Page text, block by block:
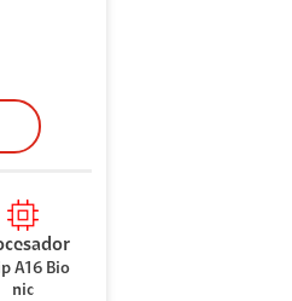
A16 Bio
nic